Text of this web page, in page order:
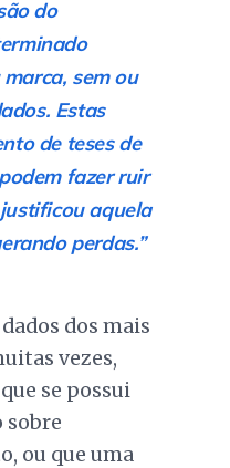
do
sem ou
Estas
de teses de
fazer ruir
aquela
perdas.”
dos mais
vezes,
se possui
sobre
ou que uma